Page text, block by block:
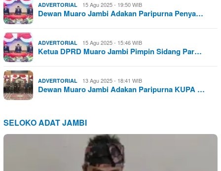
ADVERTORIAL 15 Agu 2025 - 19:50 WIB
Dewan Muaro Jambi Adakan Paripurna Penya…
ADVERTORIAL 15 Agu 2025 - 15:46 WIB
Ketua DPRD Muaro Jambi Pimpin Sidang Par…
ADVERTORIAL 13 Agu 2025 - 18:41 WIB
Dewan Muaro Jambi Adakan Paripurna KUPA …
SELOKO ADAT JAMBI